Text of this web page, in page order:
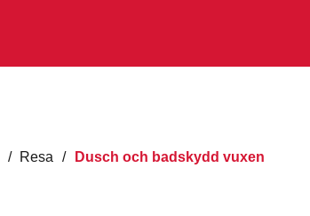
/ Resa / Dusch och badskydd vuxen